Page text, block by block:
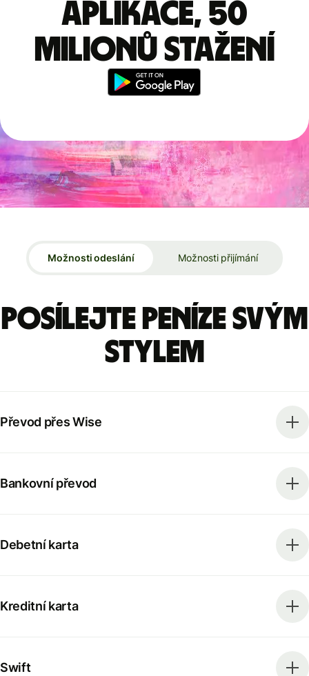
aplikace, 50
milionů stažení
Možnosti odeslání Možnosti přijímání
Posílejte peníze svým
stylem
Převod přes Wise
Bankovní převod
Debetní karta
Kreditní karta
Swift